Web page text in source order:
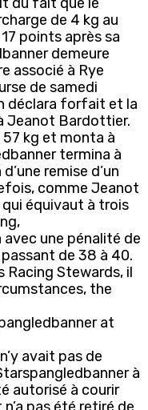
de 4 kg au
points après sa
demeure
associé à Rye
de samedi
déclara forfait et la
Jeanot Bardottier.
kg et monta à
termina à
remise d’un
comme Jeanot
équivaut à trois
une pénalité de
de 38 à 40.
Racing Stewards, il
the
at
avait pas de
à
autorisé à courir